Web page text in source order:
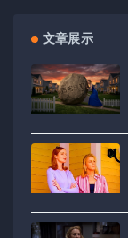
文章展示